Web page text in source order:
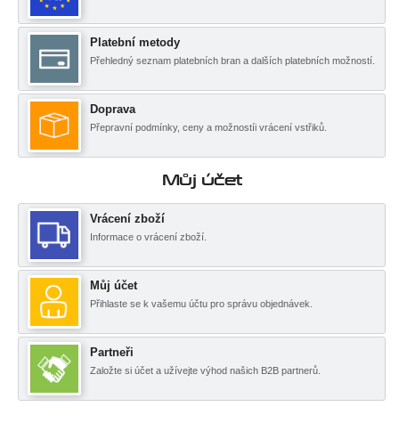
Platební metody
Přehledný seznam platebních bran a dalších platebních možností.
Doprava
Přepravní podmínky, ceny a možnostíi vrácení vstřiků.
Můj účet
Vrácení zboží
Informace o vrácení zboží.
Můj účet
Přihlaste se k vašemu účtu pro správu objednávek.
Partneři
Založte si účet a užívejte výhod našich B2B partnerů.